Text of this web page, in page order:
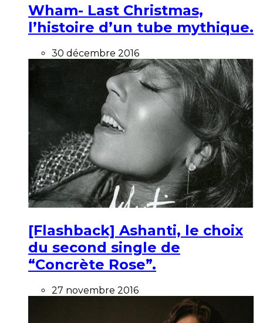
Wham- Last Christmas,
l’histoire d’un tube mythique.
30 décembre 2016
[Flashback] Ashanti, le choix
du second single de
“Concrète Rose”.
27 novembre 2016